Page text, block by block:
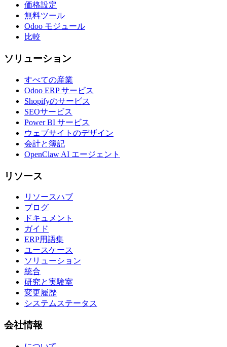
価格設定
無料ツール
Odoo モジュール
比較
ソリューション
すべての産業
Odoo ERP サービス
Shopifyのサービス
SEOサービス
Power BI サービス
ウェブサイトのデザイン
会計と簿記
OpenClaw AI エージェント
リソース
リソースハブ
ブログ
ドキュメント
ガイド
ERP用語集
ユースケース
ソリューション
統合
研究と実験室
変更履歴
システムステータス
会社情報